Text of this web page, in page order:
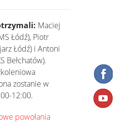
Maciej
Łódź), Piotr
Łódź) i Antoni
Bełchatów).
zostanie w
12:00.
powołania